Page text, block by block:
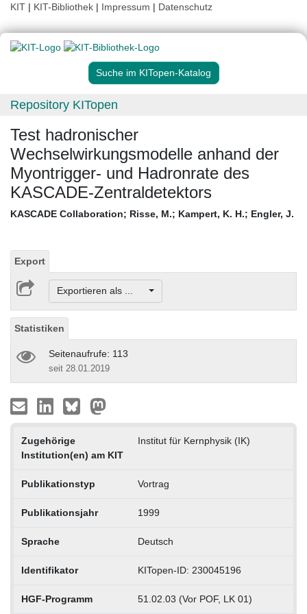
KIT | KIT-Bibliothek | Impressum | Datenschutz
Suche im KITopen-Katalog
Repository KITopen
Test hadronischer
Wechselwirkungsmodelle anhand der
Myontrigger- und Hadronrate des
KASCADE-Zentraldetektors
KASCADE Collaboration; Risse, M.; Kampert, K. H.; Engler, J.
Export
Exportieren als ...
Statistiken
Seitenaufrufe: 113
seit 28.01.2019
Zugehörige
Institution(en) am KIT
Institut für Kernphysik (IK)
Publikationstyp Vortrag
Publikationsjahr 1999
Sprache Deutsch
Identifikator KITopen-ID: 230045196
HGF-Programm 51.02.03 (Vor POF, LK 01)